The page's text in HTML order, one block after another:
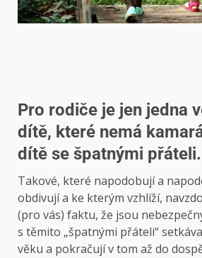
Pro rodiče je jen jedna
dítě, které nemá
dítě se špatnými přáteli.
Takové, které napodobují a
obdivují a ke kterým vzhlíží,
(pro vás) faktu, že jsou
s těmito „špatnými přáteli“
věku a pokračují v tom až do